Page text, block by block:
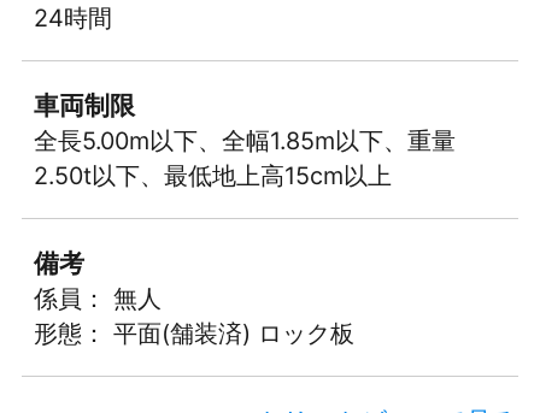
24時間
車両制限
全長5.00m以下、全幅1.85m以下、重量
2.50t以下、最低地上高15cm以上
備考
係員： 無人
形態： 平面(舗装済) ロック板